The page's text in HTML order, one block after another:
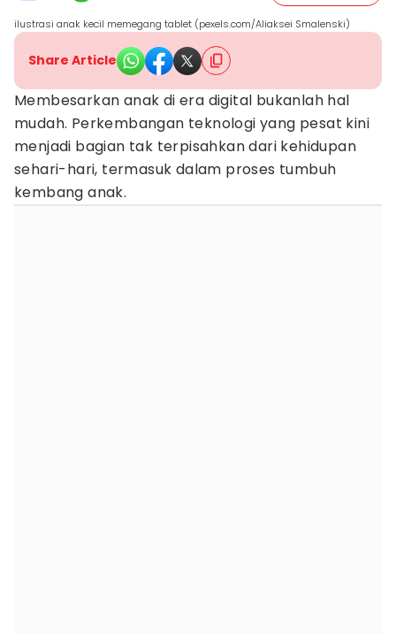
ilustrasi anak kecil memegang tablet (pexels.com/Aliaksei Smalenski)
Share Article
Membesarkan anak di era digital bukanlah hal
mudah. Perkembangan teknologi yang pesat kini
menjadi bagian tak terpisahkan dari kehidupan
sehari-hari, termasuk dalam proses tumbuh
kembang anak.